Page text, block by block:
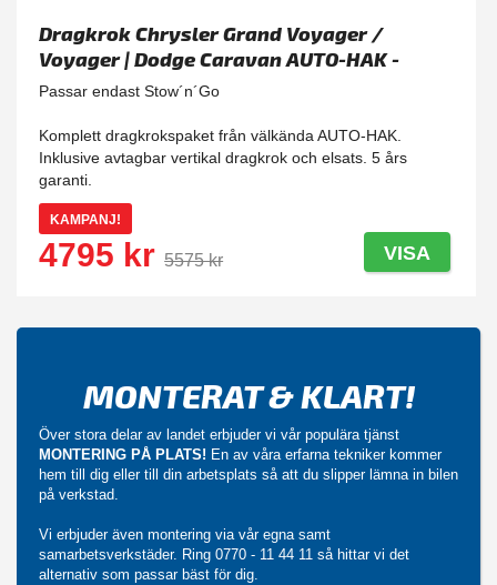
Dragkrok Chrysler Grand Voyager /
Voyager | Dodge Caravan AUTO-HAK -
Avtagbar
Passar endast Stow´n´Go
Komplett dragkrokspaket från välkända AUTO-HAK.
Inklusive avtagbar vertikal dragkrok och elsats. 5 års
garanti.
KAMPANJ!
4795 kr 5575 kr VISA
MONTERAT & KLART!
Över stora delar av landet erbjuder vi vår populära tjänst
MONTERING PÅ PLATS! En av våra erfarna tekniker kommer
hem till dig eller till din arbetsplats så att du slipper lämna in bilen
på verkstad.
Vi erbjuder även montering via vår egna samt
samarbetsverkstäder. Ring 0770 - 11 44 11 så hittar vi det
alternativ som passar bäst för dig.